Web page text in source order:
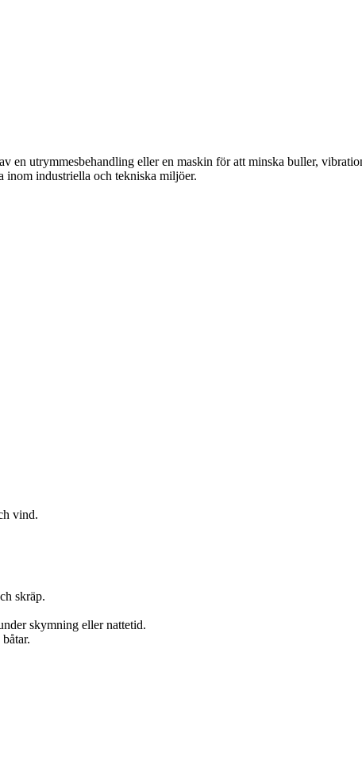
en utrymmesbehandling eller en maskin för att minska buller,
inom industriella och tekniska miljöer.
vind.
skräp.
skymning eller nattetid.